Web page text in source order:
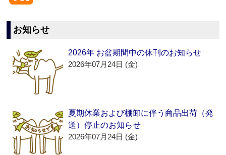
お知らせ
2026年 お盆期間中の休刊のお知らせ
2026年07月24日 (金)
夏期休業および棚卸に伴う商品出荷（発
送）停止のお知らせ
2026年07月24日 (金)